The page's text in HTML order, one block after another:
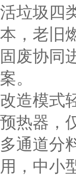
活垃圾四
本，老旧
固废协同
案。
改造模式
预热器，
多通道分
用，中小